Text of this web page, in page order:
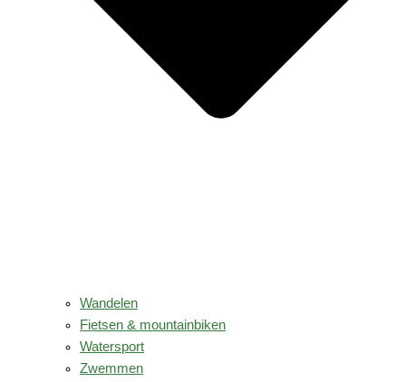
Wandelen
Fietsen & mountainbiken
Watersport
Zwemmen